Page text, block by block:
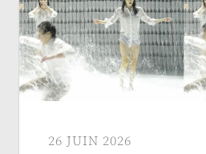
26 JUIN 2026